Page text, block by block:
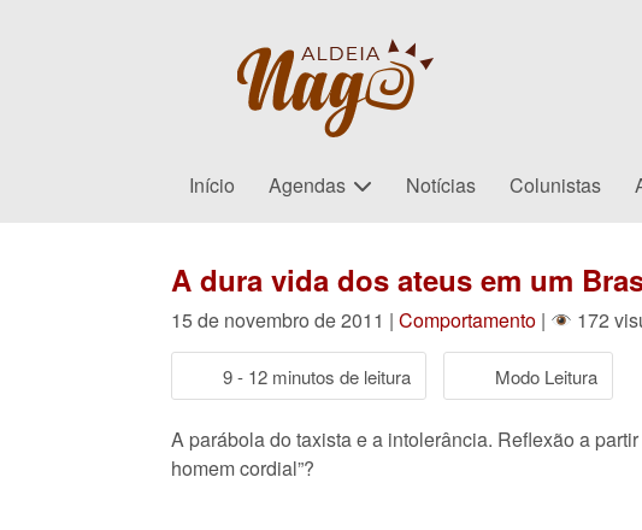
Início Agendas Notícias Colunistas
A dura vida dos ateus em um
15 de novembro de 2011 | Comportamento | 172
9 - 12 minutos de leitura Modo Leitura
A parábola do taxista e a intolerância. Reflexão a
homem cordial”?